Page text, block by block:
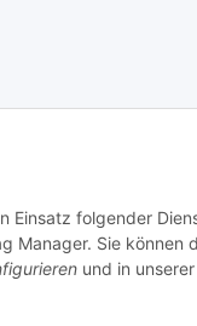
Einsatz folgender
Manager. Sie
und in unserer